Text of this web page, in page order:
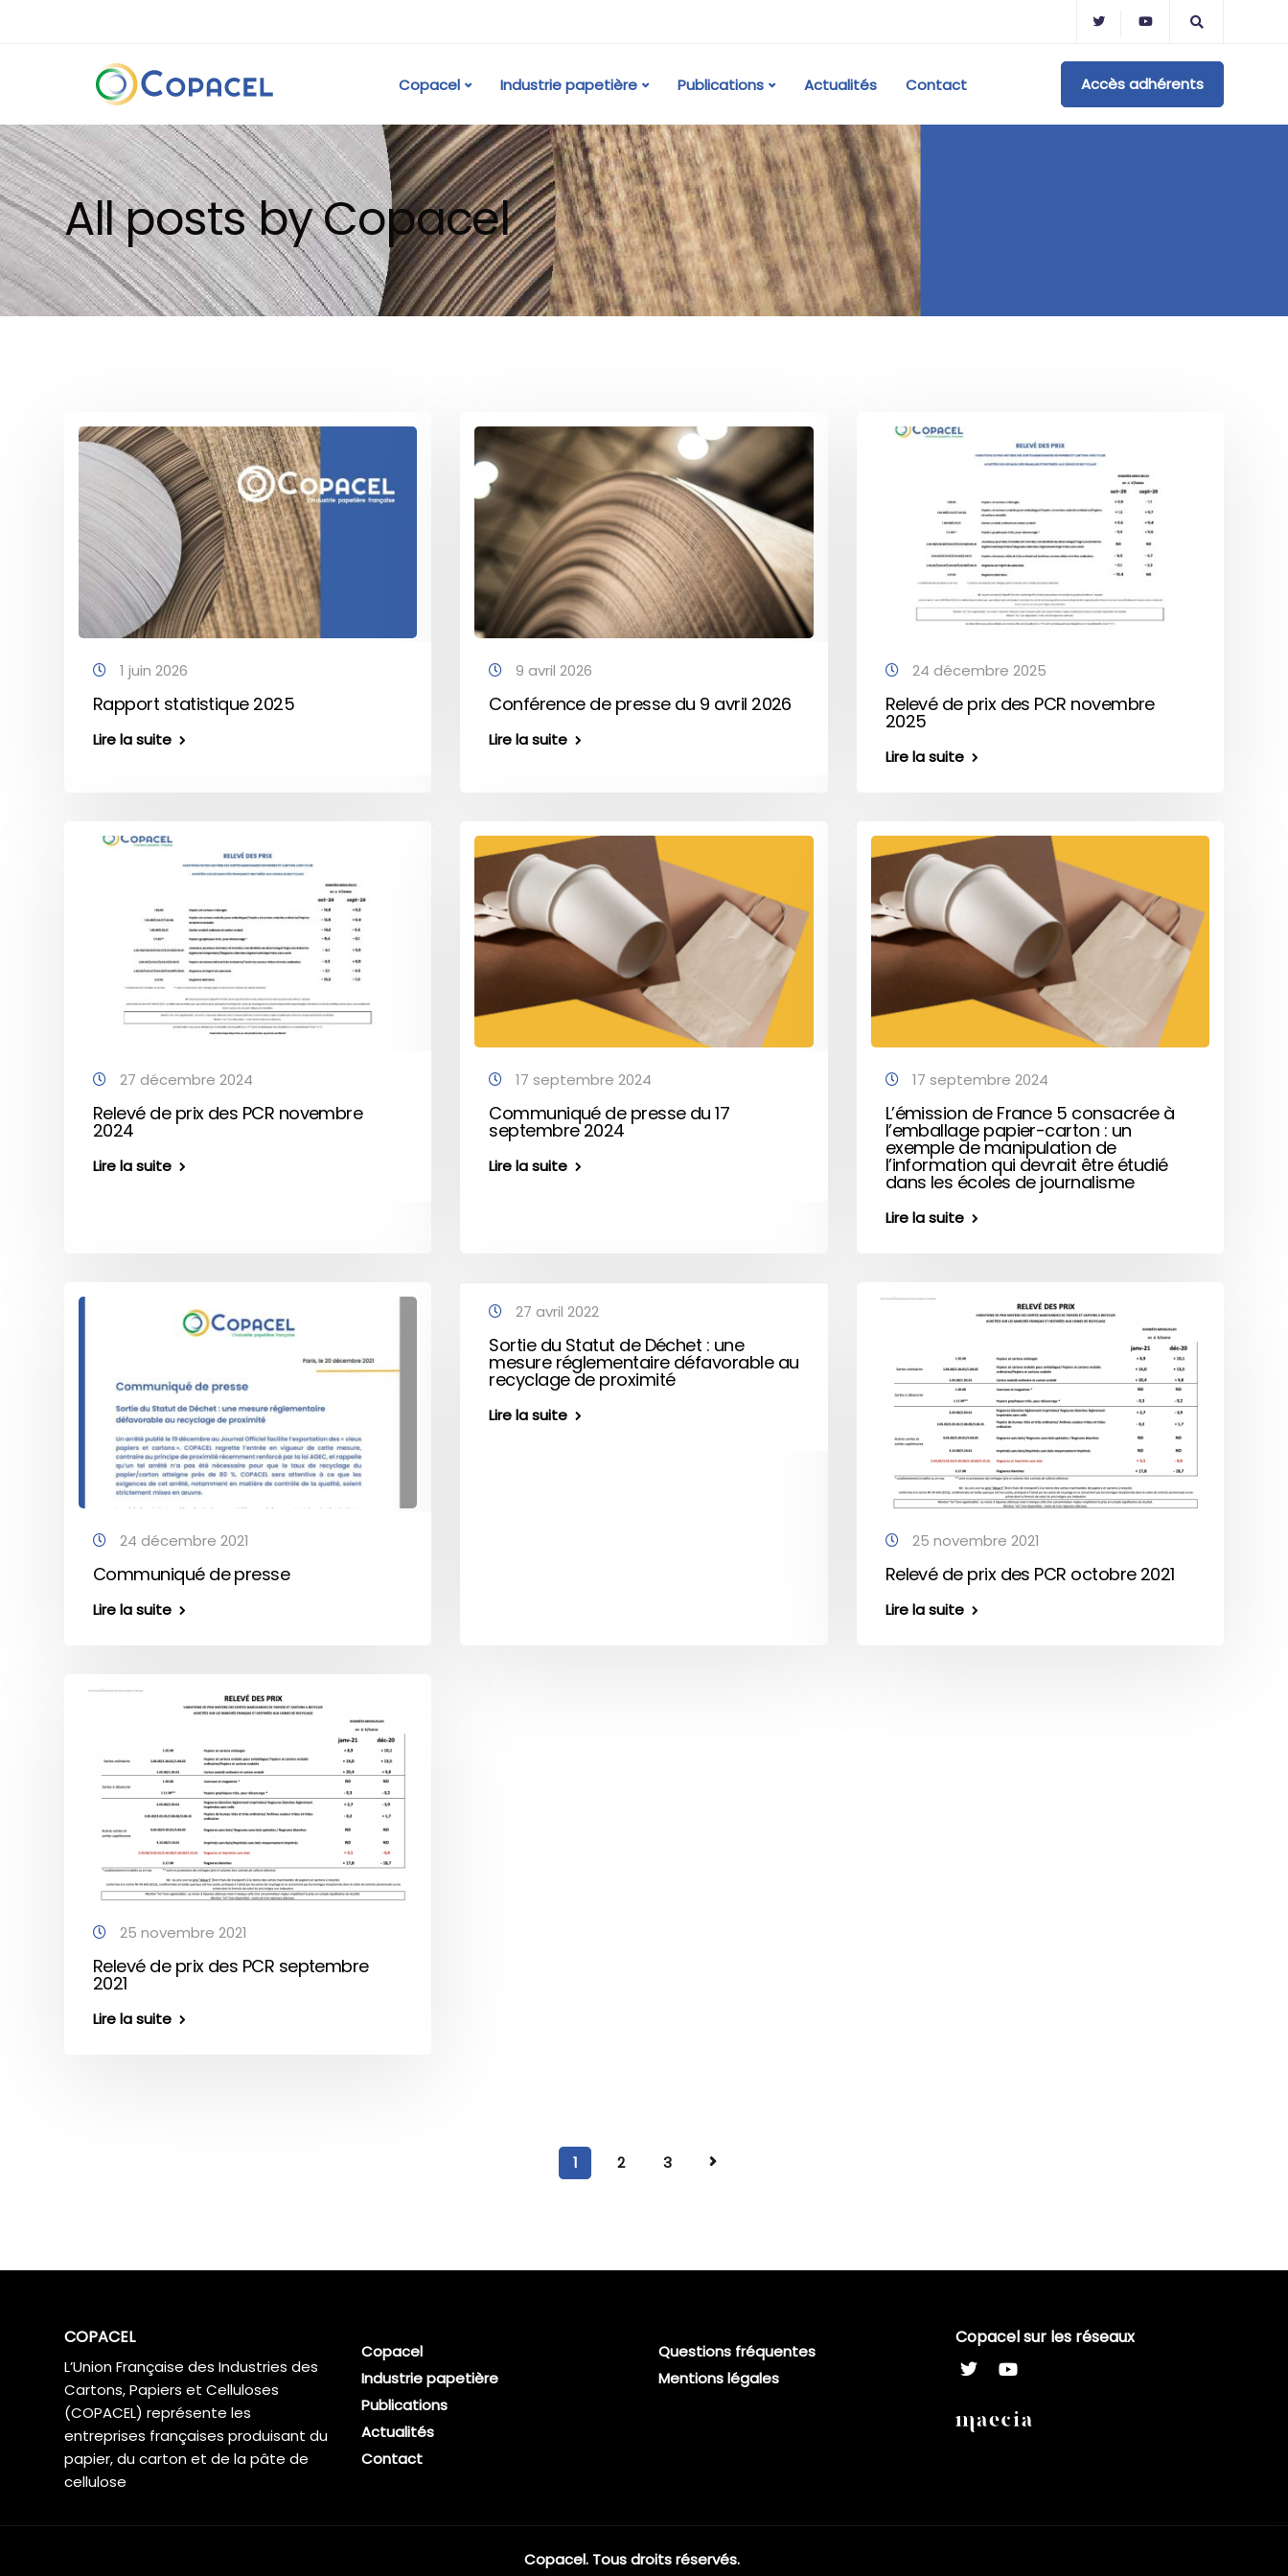
Copacel Industrie papetière Publications Actualités Contact Accès adhérents
All posts by Copacel
1 juin 2026
Rapport statistique 2025
Lire la suite
9 avril 2026
Conférence de presse du 9 avril 2026
Lire la suite
24 décembre 2025
Relevé de prix des PCR novembre
2025
Lire la suite
27 décembre 2024
Relevé de prix des PCR novembre
2024
Lire la suite
17 septembre 2024
Communiqué de presse du 17
septembre 2024
Lire la suite
17 septembre 2024
L’émission de France 5 consacrée à
l’emballage papier-carton : un
exemple de manipulation de
l’information qui devrait être étudié
dans les écoles de journalisme
Lire la suite
24 décembre 2021
Communiqué de presse
Lire la suite
27 avril 2022
Sortie du Statut de Déchet : une
mesure réglementaire défavorable au
recyclage de proximité
Lire la suite
25 novembre 2021
Relevé de prix des PCR octobre 2021
Lire la suite
25 novembre 2021
Relevé de prix des PCR septembre
2021
Lire la suite
1 2 3
COPACEL
L’Union Française des Industries des
Cartons, Papiers et Celluloses
(COPACEL) représente les
entreprises françaises produisant du
papier, du carton et de la pâte de
cellulose
Copacel
Industrie papetière
Publications
Actualités
Contact
Questions fréquentes
Mentions légales
Copacel sur les réseaux
Copacel. Tous droits réservés.